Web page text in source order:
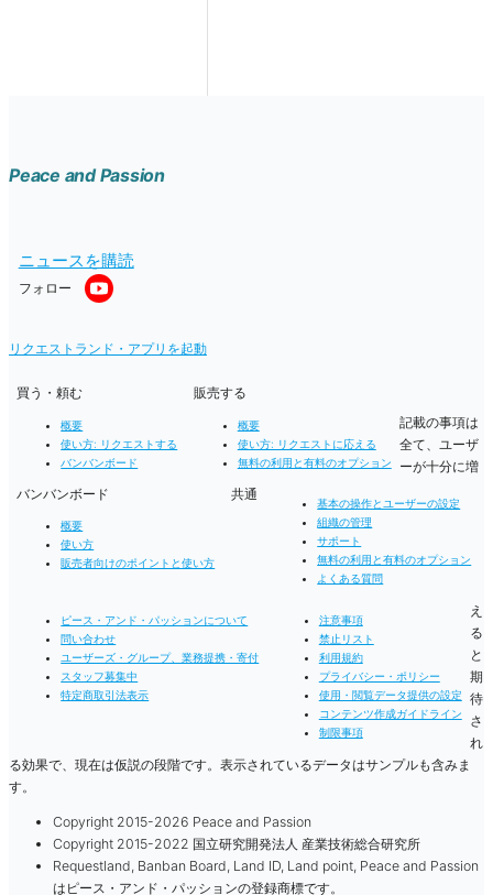
Peace and Passion
ニュースを購読
フォロー
リクエストランド・アプリを起動
買う・頼む
概要
使い方: リクエストする
バンバンボード
販売する
概要
使い方: リクエストに応える
無料の利用と有料のオプション
バンバンボード
概要
使い方
販売者向けのポイントと使い方
共通
基本の操作とユーザーの設定
組織の管理
サポート
無料の利用と有料のオプション
よくある質問
ピース・アンド・パッションについて
問い合わせ
ユーザーズ・グループ、業務提携・寄付
スタッフ募集中
特定商取引法表示
注意事項
禁止リスト
利用規約
プライバシー・ポリシー
使用・閲覧データ提供の設定
コンテンツ作成ガイドライン
制限事項
記載の事項は
全て、ユーザ
ーが十分に増
え
る
と
期
待
さ
れ
る効果で、現在は仮説の段階です。表示されているデータはサンプルも含みま
す。
Copyright 2015-2026 Peace and Passion
Copyright 2015-2022 国立研究開発法人 産業技術総合研究所
Requestland, Banban Board, Land ID, Land point, Peace and Passion
はピース・アンド・パッションの登録商標です。